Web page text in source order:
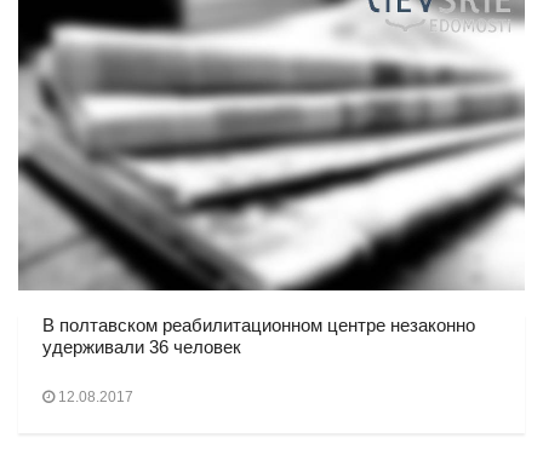
В полтавском реабилитационном центре незаконно
удерживали 36 человек
12.08.2017